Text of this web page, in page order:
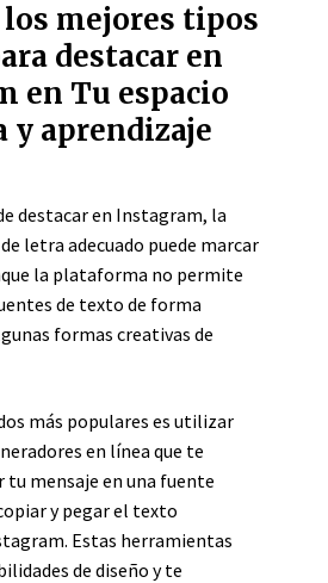
los mejores tipos
destacar en
en Tu espacio
y aprendizaje
destacar en Instagram, la
letra adecuado puede marcar
la plataforma no permite
de texto de forma
formas creativas de
más populares es utilizar
en línea que te
mensaje en una fuente
y pegar el texto
Estas herramientas
de diseño y te